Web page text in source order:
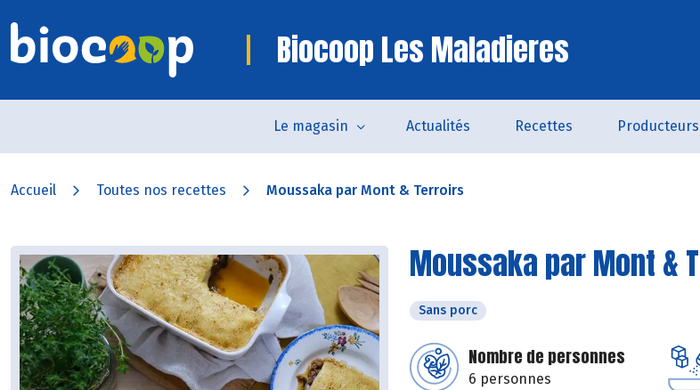
Biocoop Les Maladieres
Le magasin Actualités Recettes Producteurs
Accueil Toutes nos recettes Moussaka par Mont & Terroirs
Moussaka par Mont &
Sans porc
Nombre de personnes
6 personnes